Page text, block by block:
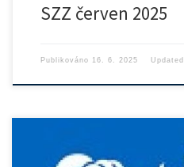
SZZ červen 2025
Publikováno 16. 6. 2025 Updated